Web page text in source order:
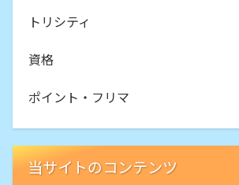
トリシティ
資格
ポイント・フリマ
当サイトのコンテンツ